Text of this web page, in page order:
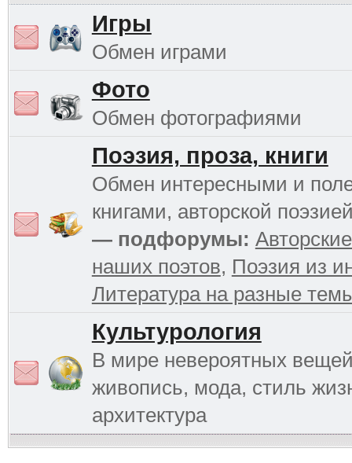
Игры
Обмен играми
Фото
Обмен фотографиями
Поэзия, проза, книги
Обмен интересными и
книгами, авторской
— подфорумы:
наших поэтов, Поэзия из
Литература на разные
Культурология
В мире невероятных
живопись, мода, стиль
архитектура